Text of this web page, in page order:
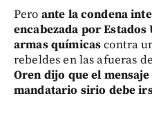
Pero ante la condena
encabezada por
armas químicascontra
rebeldes en las afueras
Oren dijo que el
mandatario sirio debe